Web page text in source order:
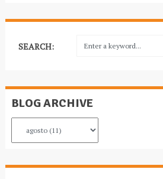
SEARCH:
BLOG ARCHIVE